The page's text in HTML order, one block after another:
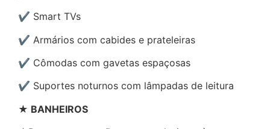
✔ Smart TVs
✔ Armários com cabides e prateleiras
✔ Cômodas com gavetas espaçosas
✔ Suportes noturnos com lâmpadas de leitura
★ BANHEIROS